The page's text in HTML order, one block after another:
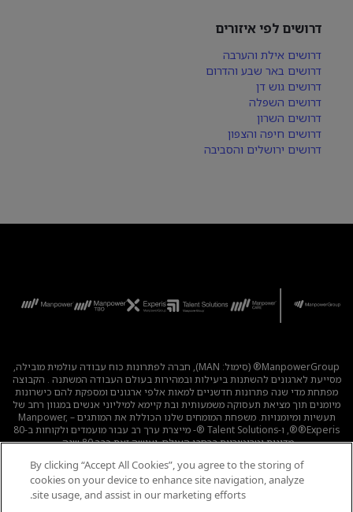
דרושים לפי איזורים
דרושים אילת והערבה
דרושים באר שבע והדרום
דרושים גוש דן
דרושים השפלה
דרושים השרון
דרושים חיפה והצפון
דרושים ירושלים והסביבה
ManpowerGroup® (סימול: MAN), חברה לפתרונות כוח עבודה עולמית מובילה,
מסייעת לארגונים להשתנות ביעילות ובמהירות בעולם העבודה המשתנה . הקבוצה
מפתחת מדי שנה פתרונות חדשניים למאות אלפי ארגונים ומספקת להם כישרונות
מיומנים תוך מציאת תעסוקה משמעותית ובת קיימא למיליוני אנשים במגוון רחב של
תעשיות ומיומנויות. משפחת המומחים שלנו הכוללת את המותגים – Manpower,
®Experis®, ו-Talent Solutions ®- מייצרת ערך רב עבור מועמדים ולקוחות ב-80
מדינות וטריטוריות ברחבי העולם, ועושה זאת כבר 80 שנה.
לכל המשרות | מדיניות הפרטיות | תנאי השימוש | נגישות
קוד אתי
|
By clicking “Accept All Cookies”, you agree to the storing of
cookies on your device to enhance site navigation, analyze
site usage, and assist in our marketing efforts.